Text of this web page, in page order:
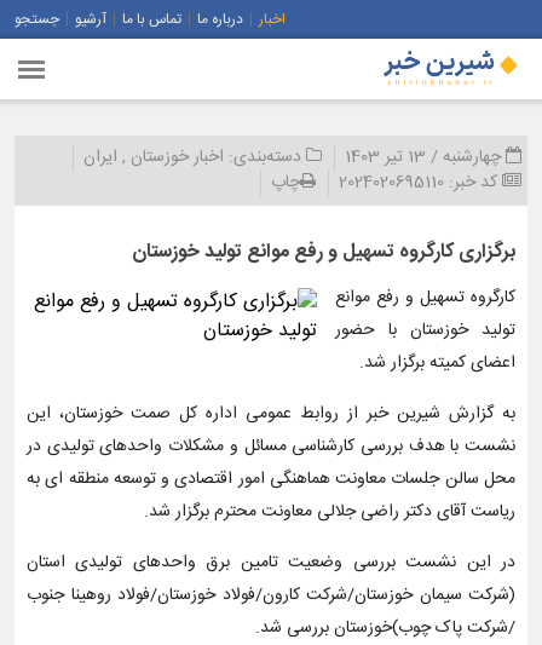
اخبار درباره ما تماس با ما آرشیو جستجو
چهارشنبه / 13 تیر 1403 دسته‌بندی: اخبار خوزستان , ایران
کد خبر: 2024020695110 چاپ
برگزاری کارگروه تسهیل و رفع موانع تولید خوزستان
کارگروه تسهیل و رفع موانع
تولید خوزستان با حضور
اعضای کمیته برگزار شد.
به گزارش شیرین خبر از روابط عمومی اداره کل صمت خوزستان، این
نشست با هدف بررسی کارشناسی مسائل و مشکلات واحدهای تولیدی در
محل سالن جلسات معاونت هماهنگی امور اقتصادی و توسعه منطقه ای به
ریاست آقای دکتر راضی جلالی معاونت محترم برگزار شد.
در این نشست بررسی وضعیت تامین برق واحدهای تولیدی استان
(شرکت سیمان خوزستان/شرکت کارون/فولاد خوزستان/فولاد روهینا جنوب
/شرکت پاک چوب)خوزستان بررسی شد.